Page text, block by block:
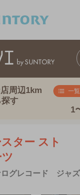
周辺1km
す
一
1
ター スト
ログレコード ジャ